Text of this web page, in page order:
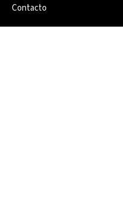
Contacto